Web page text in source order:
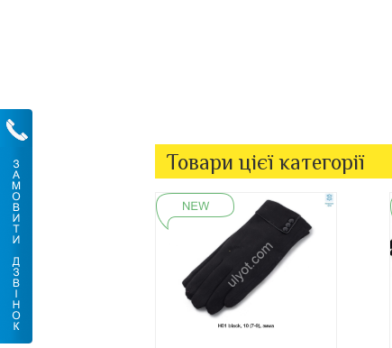
Товари цієї категорії